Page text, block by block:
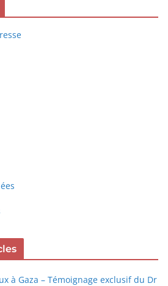
à Gaza – Témoignage exclusif du Dr